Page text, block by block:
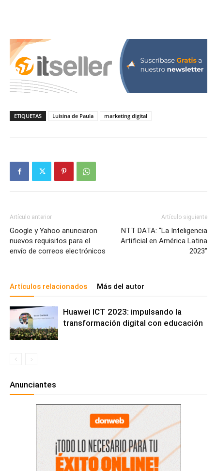
ETIQUETAS Luisina de Paula marketing digital
Artículo anterior
Google y Yahoo anunciaron
nuevos requisitos para el
envío de correos electrónicos
Artículo siguiente
NTT DATA: “La Inteligencia
Artificial en América Latina
2023”
Artículos relacionados Más del autor
Huawei ICT 2023: impulsando la
transformación digital con educación
Anunciantes